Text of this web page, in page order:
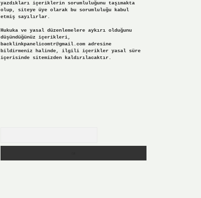
yazdıkları içeriklerin sorumluluğunu taşımakta
olup, siteye üye olarak bu sorumluluğu kabul
etmiş sayılırlar.
Hukuka ve yasal düzenlemelere aykırı olduğunu
düşündüğünüz içerikleri,
backlinkpanelicomtr@gmail.comadresine
bildirmeniz halinde, ilgili içerikler yasal süre
içerisinde sitemizden kaldırılacaktır.